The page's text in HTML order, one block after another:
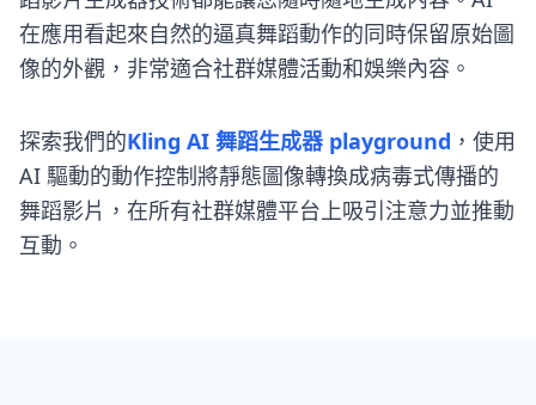
在應用看起來自然的逼真舞蹈動作的同時保留原始圖
像的外觀，非常適合社群媒體活動和娛樂內容。
探索我們的Kling AI 舞蹈生成器 playground ，使用
AI 驅動的動作控制將靜態圖像轉換成病毒式傳播的
舞蹈影片，在所有社群媒體平台上吸引注意力並推動
互動。